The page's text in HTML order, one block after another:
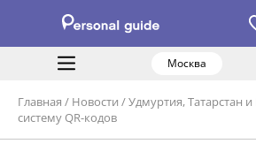
Москва
Главная / Новости /Удмуртия, Татарстан
систему QR-кодов